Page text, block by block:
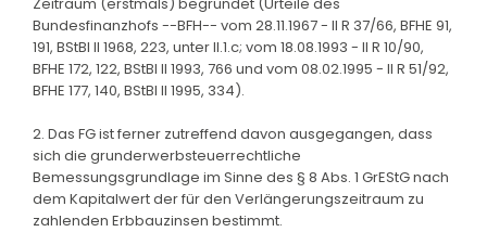
Bundesfinanzhofs --BFH-- vom 28.11.1967 - II R 37/66, BFHE 91,
191, BStBl II 1968, 223, unter II.1.c; vom 18.08.1993 - II R 10/90,
BFHE 172, 122, BStBl II 1993, 766 und vom 08.02.1995 - II R 51/92,
BFHE 177, 140, BStBl II 1995, 334).
2. Das FG ist ferner zutreffend davon ausgegangen, dass
sich die grunderwerbsteuerrechtliche
Bemessungsgrundlage im Sinne des § 8 Abs. 1 GrEStG nach
dem Kapitalwert der für den Verlängerungszeitraum zu
zahlenden Erbbauzinsen bestimmt.